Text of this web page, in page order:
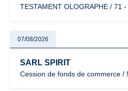
TESTAMENT OLOGRAPHE / 71
07/08/2026
SARL SPIRIT
Cession de fonds de commerce /